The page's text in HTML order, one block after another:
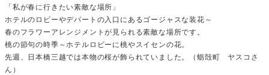
「私が春に行きたい素敵な場所」
ホテルのロビーやデパートの入口にあるゴージャスな装花～
春のフラワーアレンジメントが見られる素敵な場所です。
桃の節句の時季～ホテルロビーに桃やスイセンの花。
先週、日本橋三越では本物の桜が飾られていました。（蛎殻町 ヤスコさ
ん）